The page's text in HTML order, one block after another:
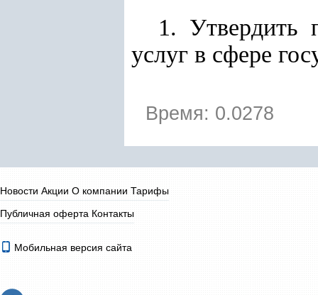
1. Утвердить
услуг в сфере
Время: 0.0278
Новости Акции О компании Тарифы
Публичная оферта Контакты
Мобильная версия сайта